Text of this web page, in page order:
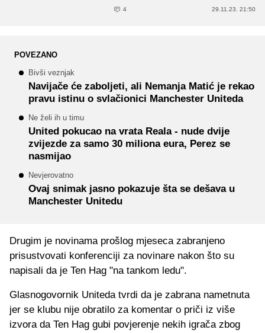
4 29.11.23. 21:50
POVEZANO
Bivši veznjak
Navijače će zaboljeti, ali Nemanja Matić je rekao
pravu istinu o svlačionici Manchester Uniteda
Ne želi ih u timu
United pokucao na vrata Reala - nude dvije
zvijezde za samo 30 miliona eura, Perez se
nasmijao
Nevjerovatno
Ovaj snimak jasno pokazuje šta se dešava u
Manchester Unitedu
Drugim je novinama prošlog mjeseca zabranjeno
prisustvovati konferenciji za novinare nakon što su
napisali da je Ten Hag "na tankom ledu".
Glasnogovornik Uniteda tvrdi da je zabrana nametnuta
jer se klubu nije obratilo za komentar o priči iz više
izvora da Ten Hag gubi povjerenje nekih igrača zbog